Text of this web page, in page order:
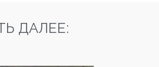
ДАЛЕЕ: